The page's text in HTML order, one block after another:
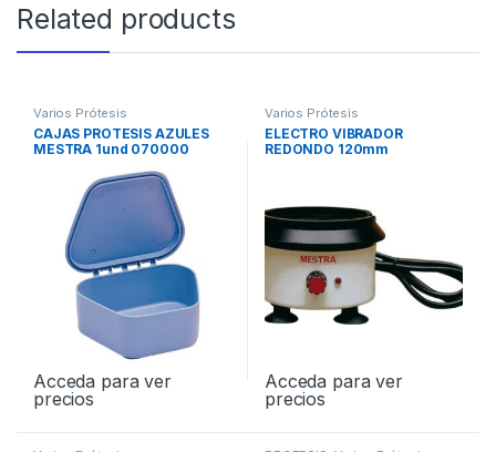
Related products
Varios Prótesis
CAJAS PROTESIS AZULES
MESTRA 1und 070000
Acceda para ver
precios
Varios Prótesis
ELECTRO VIBRADOR
REDONDO 120mm
Acceda para ver
precios